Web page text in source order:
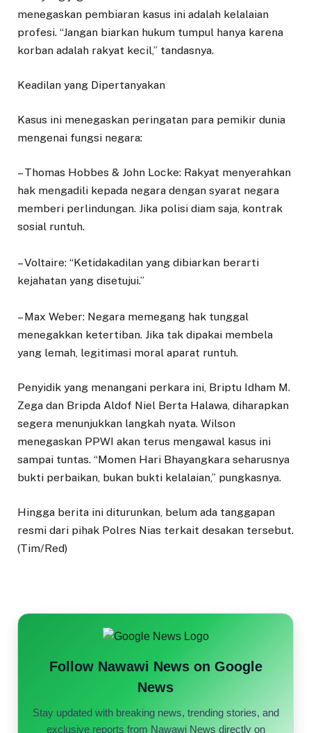
menegaskan pembiaran kasus ini adalah kelalaian
profesi. “Jangan biarkan hukum tumpul hanya karena
korban adalah rakyat kecil,” tandasnya.
Keadilan yang Dipertanyakan
Kasus ini menegaskan peringatan para pemikir dunia
mengenai fungsi negara:
– Thomas Hobbes & John Locke: Rakyat menyerahkan
hak mengadili kepada negara dengan syarat negara
memberi perlindungan. Jika polisi diam saja, kontrak
sosial runtuh.
– Voltaire: “Ketidakadilan yang dibiarkan berarti
kejahatan yang disetujui.”
– Max Weber: Negara memegang hak tunggal
menegakkan ketertiban. Jika tak dipakai membela
yang lemah, legitimasi moral aparat runtuh.
Penyidik yang menangani perkara ini, Briptu Idham M.
Zega dan Bripda Aldof Niel Berta Halawa, diharapkan
segera menunjukkan langkah nyata. Wilson
menegaskan PPWI akan terus mengawal kasus ini
sampai tuntas. “Momen Hari Bhayangkara seharusnya
bukti perbaikan, bukan bukti kelalaian,” pungkasnya.
Hingga berita ini diturunkan, belum ada tanggapan
resmi dari pihak Polres Nias terkait desakan tersebut.
(Tim/Red)
Follow Nawawi News on Google
News
Stay updated with breaking news, trending stories, and
exclusive reports from Nawawi News directly on